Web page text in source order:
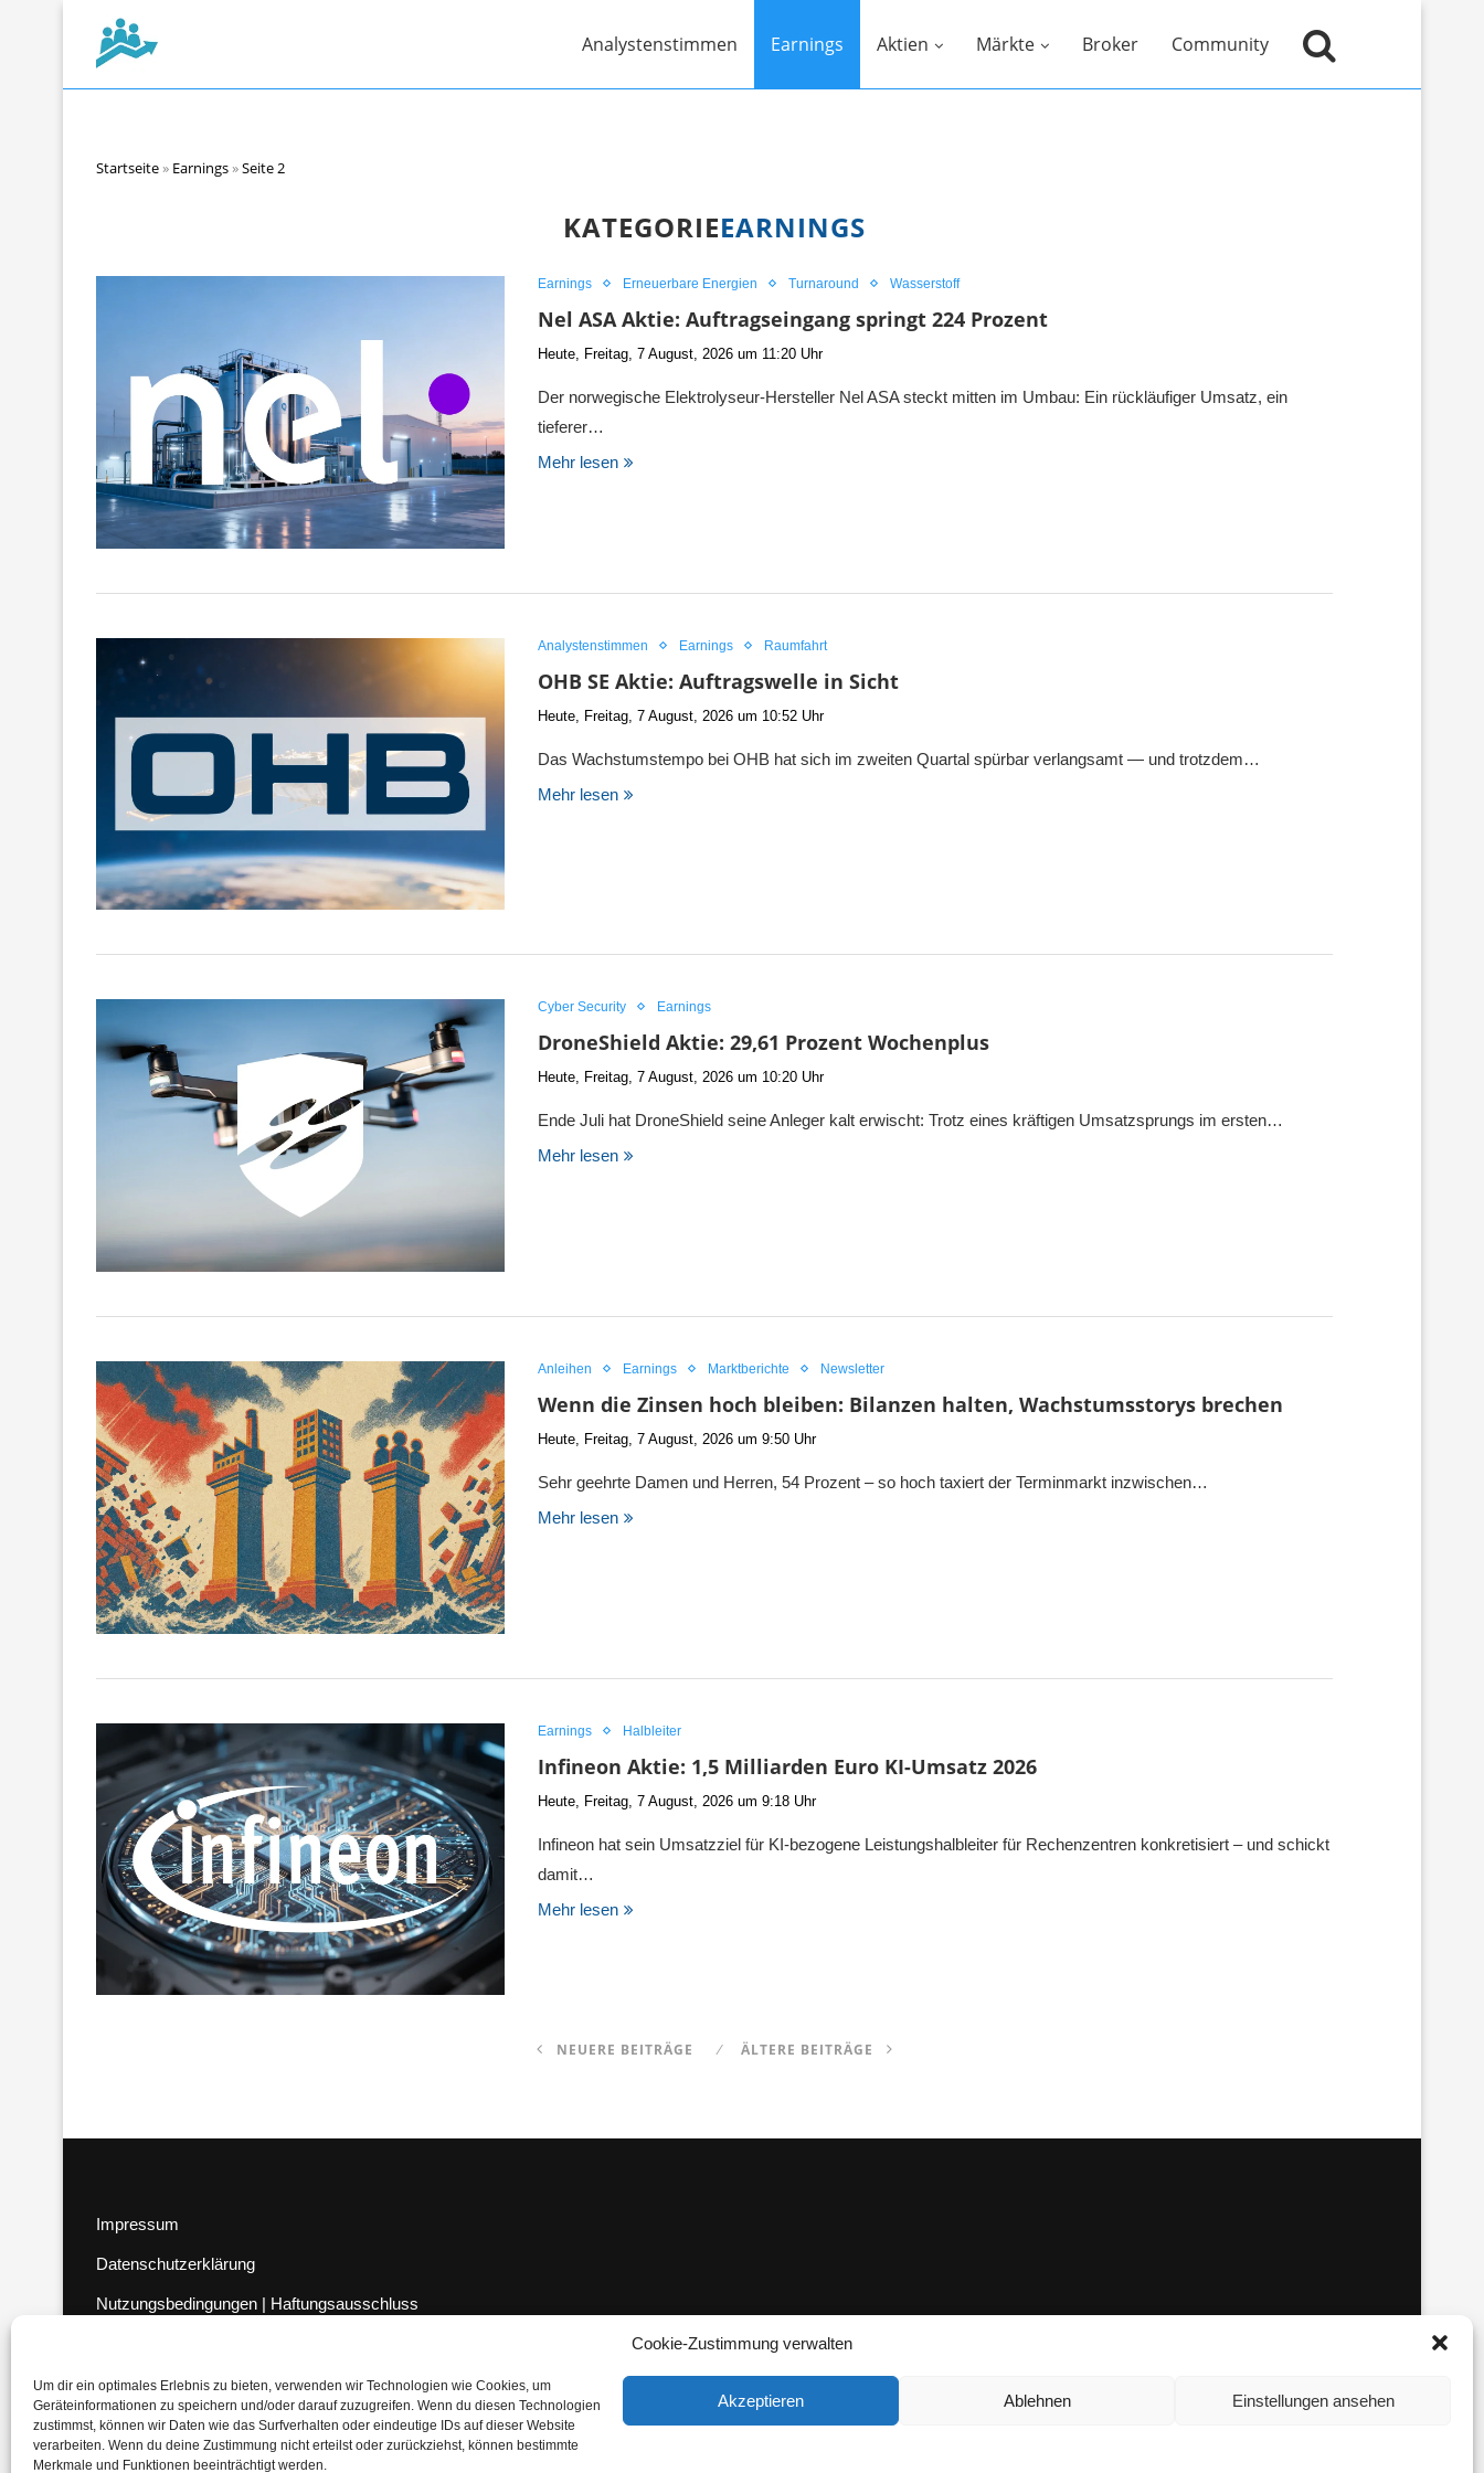
Cookie-Zustimmung verwalten
Um dir ein optimales Erlebnis zu bieten, verwenden wir Technologien wie Cookies, um
Geräteinformationen zu speichern und/oder darauf zuzugreifen. Wenn du diesen Technologien
zustimmst, können wir Daten wie das Surfverhalten oder eindeutige IDs auf dieser Website
verarbeiten. Wenn du deine Zustimmung nicht erteilst oder zurückziehst, können bestimmte
Merkmale und Funktionen beeinträchtigt werden.
Akzeptieren Ablehnen Einstellungen ansehen
Analystenstimmen Earnings Aktien Märkte Broker Community
Startseite» Earnings»Seite 2
KATEGORIEEARNINGS
Earnings Erneuerbare Energien Turnaround Wasserstoff
Nel ASA Aktie: Auftragseingang springt 224 Prozent
Heute, Freitag, 7 August, 2026 um 11:20 Uhr
Der norwegische Elektrolyseur-Hersteller Nel ASA steckt mitten im Umbau: Ein rückläufiger Umsatz, ein
tieferer…
Mehr lesen
Analystenstimmen Earnings Raumfahrt
OHB SE Aktie: Auftragswelle in Sicht
Heute, Freitag, 7 August, 2026 um 10:52 Uhr
Das Wachstumstempo bei OHB hat sich im zweiten Quartal spürbar verlangsamt — und trotzdem…
Mehr lesen
Cyber Security Earnings
DroneShield Aktie: 29,61 Prozent Wochenplus
Heute, Freitag, 7 August, 2026 um 10:20 Uhr
Ende Juli hat DroneShield seine Anleger kalt erwischt: Trotz eines kräftigen Umsatzsprungs im ersten…
Mehr lesen
Anleihen Earnings Marktberichte Newsletter
Wenn die Zinsen hoch bleiben: Bilanzen halten, Wachstumsstorys brechen
Heute, Freitag, 7 August, 2026 um 9:50 Uhr
Sehr geehrte Damen und Herren, 54 Prozent – so hoch taxiert der Terminmarkt inzwischen…
Mehr lesen
Earnings Halbleiter
Infineon Aktie: 1,5 Milliarden Euro KI-Umsatz 2026
Heute, Freitag, 7 August, 2026 um 9:18 Uhr
Infineon hat sein Umsatzziel für KI-bezogene Leistungshalbleiter für Rechenzentren konkretisiert – und schickt
damit…
Mehr lesen
NEUERE BEITRÄGE ÄLTERE BEITRÄGE
Impressum
Datenschutzerklärung
Nutzungsbedingungen | Haftungsausschluss
Compliance Regeln|AGB
Abo kündigen
Venezuela Anleihen